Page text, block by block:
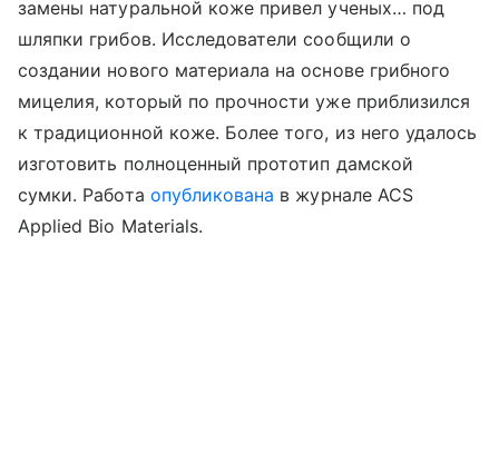
замены натуральной коже привел ученых… под
шляпки грибов. Исследователи сообщили о
создании нового материала на основе грибного
мицелия, который по прочности уже приблизился
к традиционной коже. Более того, из него удалось
изготовить полноценный прототип дамской
сумки. Работа опубликована в журнале ACS
Applied Bio Materials.